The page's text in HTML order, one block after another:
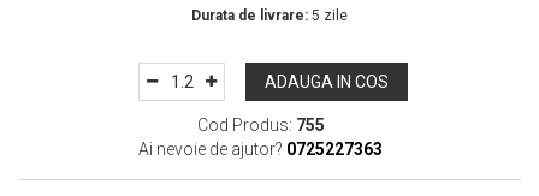
Durata de livrare: 5 zile
ADAUGA IN COS
Cod Produs: 755
Ai nevoie de ajutor? 0725227363